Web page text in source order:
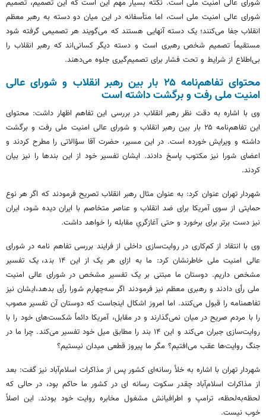
شورای عالی امنیت ملی است. نکته بسیار مهم این است که این تصمیم، تصمیم
شورای عالی امنیت ملی است، اما متأسفانه در این میان دو دسته به رهبر معظم
انقلاب جفا می‌کنند؛ یک دسته آنهایی هستند که می‌گویند هر تصمیمی گرفته شود
مستقیماً تصمیم شخص رهبری است و دسته دیگر کسانی‌اند که رهبر انقلاب را
بی‌اطلاع از شرایط و تحت فشار برای تصمیم‌گیری جلوه می‌دهند.
محتوای تفاهم‌نامه ۲۵ بار بین رهبر انقلاب و شورای عالی
امنیت ملی رفت و برگشت داشته است
وی با اشاره به دقت نظر رهبر انقلاب در بررسی این تفاهم اظهار داشت: محتوای
این تفاهم‌نامه ۲۵ بار بین رهبر انقلاب و شورای عالی امنیت ملی رفت و برگشت
داشته و ویرایش خورده است. در این مسیر، حضرت آقا سؤالاتی را مطرح کردند و
اعضای شورا نیز مکتوب پاسخ دادند. ایشان تفسیر خود از این بندها را نیز بیان
کردند.
شهردار تهران عنوان کرد: به عنوان مثال رهبر انقلاب تصریح فرمودند که اگر هر نوع
حمایتی از سوی آمریکا برای ضد انقلاب و عناصر متخاصم با ایران دیده شود، ایران
نیز دست برتر برای برخورد و حتی آغازگریِ مقابله را خواهد داشت.
وی با انتقاد از کم‌کاری در روایت‌سازی داخلی از فرایند بررسی تفاهم نامه در شورای
عالی امنیت ملی خاطرنشان کرد: ما به ازای هر یک از این ۱۴ بند، یک تفسیر
مشخص داریم. دوستان ما مبتنی بر یک تفسیر مشخص در شورای عالی امنیت
ملی رأی دادند و رهبری معظم نیز فرمودند اگر سه‌چهارم شورا رأی بدهد،ایشان نیز
تفاهمنامه را قبول می‌کنند. اما امروز اشکال اینجاست که دوستان آن تفسیر مصوب
را با مردم صریح در میان نمی‌گذارند و در مقابل، آمریکا دائماً شکست‌های خود را با
روایت‌سازی جبران می‌کند و این ۱۴ بند را مطابق میل خود تفسیر می‌کند. چرا ما در
جنگ روایت‌ها عقب می‌افتیم؟ مگر ما پیروز قطعی میدان نیستیم؟
شهردار تهران با اشاره به خلأ رسانه‌ای کشور پس از مذاکرات اسلام‌آباد نیز گفت: بعد
از مذاکرات اسلام‌آباد چقدر سکوت رسانه ای در کشور ما حاکم بود، در حالی که
لحظه‌به‌لحظه، ترامپ و اطرافیانش مشغول مخابره روایت خود بودند. این اصلاً
خوب نیست.